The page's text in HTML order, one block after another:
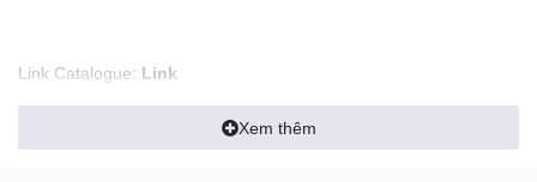
Link Catalogue: Link
Lợi ích vượt trội của đèn pha LED tàu biển:
Xem thêm